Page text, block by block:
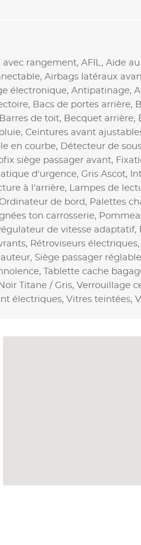
avec rangement, AFIL, Aide
Airbags latéraux
électronique, Antipatinage,
Bacs de portes arrière,
Barres de toit, Becquet arrière,
Ceintures avant
en courbe, Détecteur de
siège passager avant,
d'urgence, Gris Ascot,
à l'arrière, Lampes de
Ordinateur de bord, Palettes
ton carrosserie,
de vitesse adaptatif,
Rétroviseurs électriques,
Siège passager
Tablette cache
Titane / Gris, Verrouillage
électriques, Vitres teintées,